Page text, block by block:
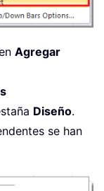
Agregar
Diseño.
se han